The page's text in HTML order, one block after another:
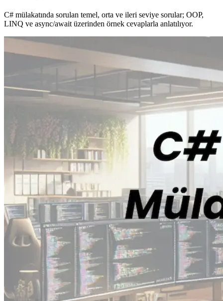
C# mülakatında sorulan temel, orta ve ileri seviye sorular; OOP,
LINQ ve async/await üzerinden örnek cevaplarla anlatılıyor.